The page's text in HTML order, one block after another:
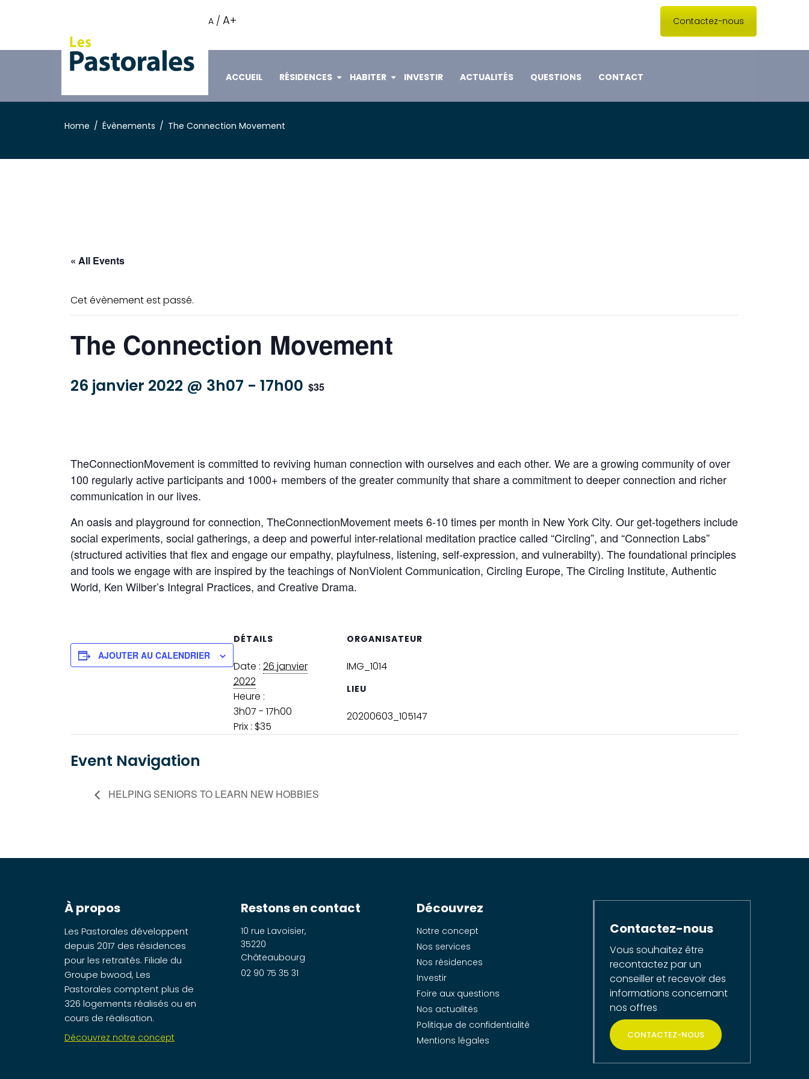
A / A+ Contactez-nous
ACCUEIL RÉSIDENCES HABITER INVESTIR ACTUALITÉS QUESTIONS CONTACT
Home Évènements The Connection Movement
« All Events
Cet évènement est passé.
The Connection Movement
26 janvier 2022 @ 3h07 - 17h00 $35
TheConnectionMovement is committed to reviving human connection with ourselves and each other. We are a growing community of over
100 regularly active participants and 1000+ members of the greater community that share a commitment to deeper connection and richer
communication in our lives.
An oasis and playground for connection, TheConnectionMovement meets 6-10 times per month in New York City. Our get-togethers include
social experiments, social gatherings, a deep and powerful inter-relational meditation practice called “Circling”, and “Connection Labs”
(structured activities that flex and engage our empathy, playfulness, listening, self-expression, and vulnerabilty). The foundational principles
and tools we engage with are inspired by the teachings of NonViolent Communication, Circling Europe, The Circling Institute, Authentic
World, Ken Wilber’s Integral Practices, and Creative Drama.
AJOUTER AU CALENDRIER
DÉTAILS
Date : 26 janvier
2022
Heure :
3h07 - 17h00
Prix : $35
ORGANISATEUR
IMG_1014
LIEU
20200603_105147
Event Navigation
HELPING SENIORS TO LEARN NEW HOBBIES
À propos
Les Pastorales développent
depuis 2017 des résidences
pour les retraités. Filiale du
Groupe bwood, Les
Pastorales comptent plus de
326 logements réalisés ou en
cours de réalisation.
Découvrez notre concept
Restons en contact
10 rue Lavoisier,
35220
Châteaubourg
02 90 75 35 31
Découvrez
Notre concept
Nos services
Nos résidences
Investir
Foire aux questions
Nos actualités
Politique de confidentialité
Mentions légales
Contactez-nous
Vous souhaitez être
recontactez par un
conseiller et recevoir des
informations concernant
nos offres
CONTACTEZ-NOUS